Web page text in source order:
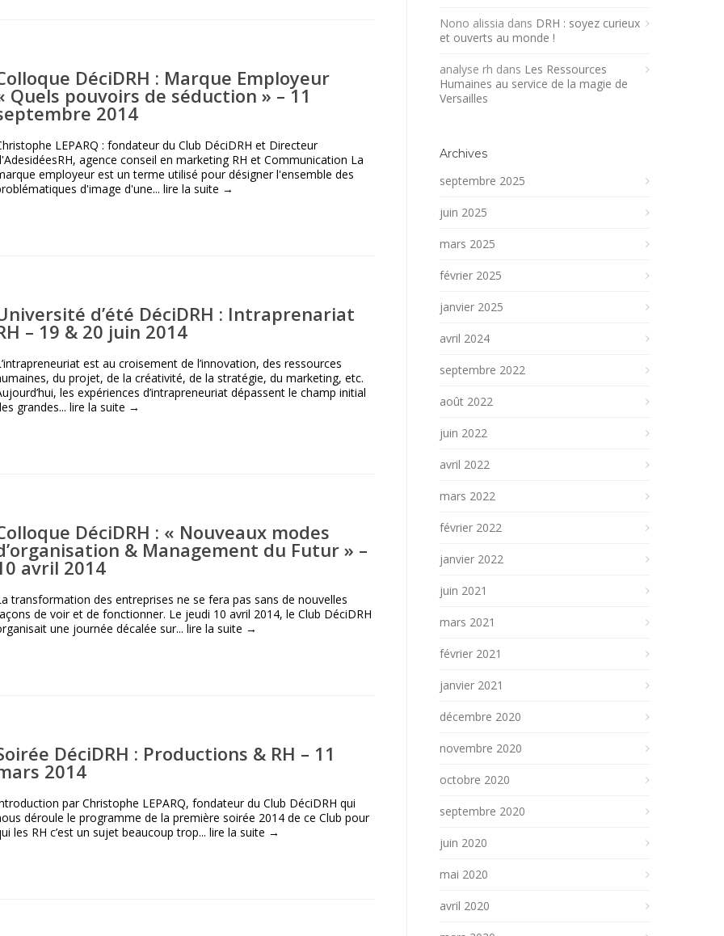
DéciDRH : Marque Employeur
Quels pouvoirs de séduction » – 11
2014
LEPARQ : fondateur du Club DéciDRH et Directeur
agence conseil en marketing RH et Communication La
employeur est un terme utilisé pour désigner l'ensemble des
d'image d'une... lire la suite →
d’été DéciDRH : Intraprenariat
– 19 & 20 juin 2014
est au croisement de l’innovation, des ressources
du projet, de la créativité, de la stratégie, du marketing, etc.
les expériences d’intrapreneuriat dépassent le champ initial
grandes... lire la suite →
DéciDRH : « Nouveaux modes
& Management du Futur » –
avril 2014
transformation des entreprises ne se fera pas sans de nouvelles
de voir et de fonctionner. Le jeudi 10 avril 2014, le Club DéciDRH
une journée décalée sur... lire la suite →
DéciDRH : Productions & RH – 11
2014
par Christophe LEPARQ, fondateur du Club DéciDRH qui
déroule le programme de la première soirée 2014 de ce Club pour
les RH c’est un sujet beaucoup trop... lire la suite →
Nono alissia dans DRH : soyez curieux
et ouverts au monde !
analyse rh dans Les Ressources
Humaines au service de la magie de
Versailles
Archives
septembre 2025
juin 2025
mars 2025
février 2025
janvier 2025
avril 2024
septembre 2022
août 2022
juin 2022
avril 2022
mars 2022
février 2022
janvier 2022
juin 2021
mars 2021
février 2021
janvier 2021
décembre 2020
novembre 2020
octobre 2020
septembre 2020
juin 2020
mai 2020
avril 2020